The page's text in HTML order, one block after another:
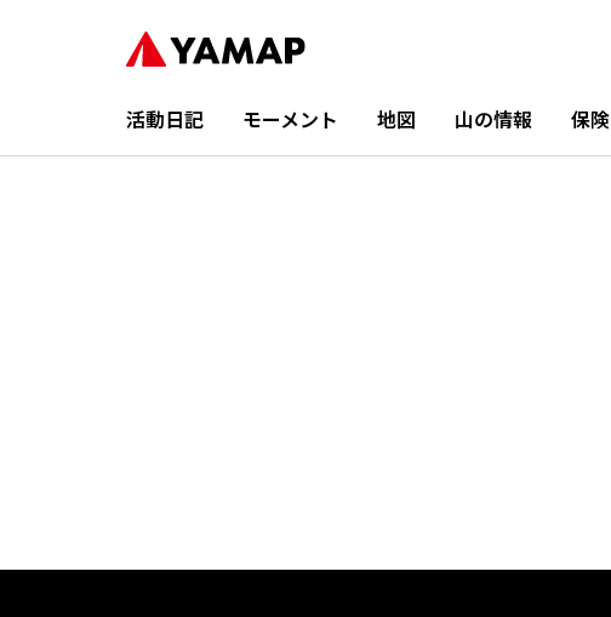
活動日記 モーメント 地図 山の情報 保険